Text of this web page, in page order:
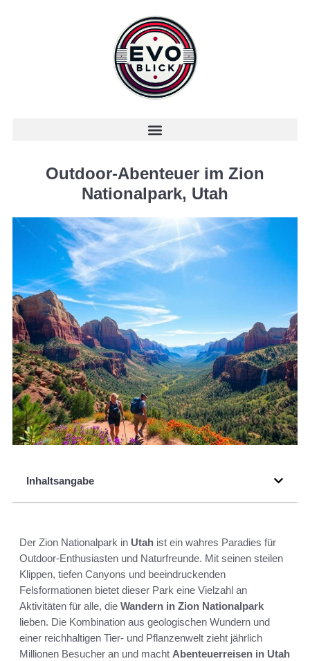
Outdoor-Abenteuer im Zion
Nationalpark, Utah
Inhaltsangabe
Der Zion Nationalpark in Utah ist ein wahres Paradies für
Outdoor-Enthusiasten und Naturfreunde. Mit seinen steilen
Klippen, tiefen Canyons und beeindruckenden
Felsformationen bietet dieser Park eine Vielzahl an
Aktivitäten für alle, die Wandern in Zion Nationalpark
lieben. Die Kombination aus geologischen Wundern und
einer reichhaltigen Tier- und Pflanzenwelt zieht jährlich
Millionen Besucher an und macht Abenteuerreisen in Utah